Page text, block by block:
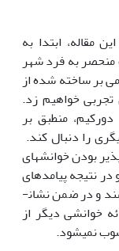
مقاله، ابتدا به
منحصر به فرد شهر
بر ساخته شده از
خواهیم زد.
منطبق بر
را دنبال کند.
بودن خوانش­های
نتیجه پیامد­های
تحلیلی متفاوت و گاهاً متضادی را به رخ می­کشند و در ضمن نشان­
خوانشی دیگر از
نمی­شود.